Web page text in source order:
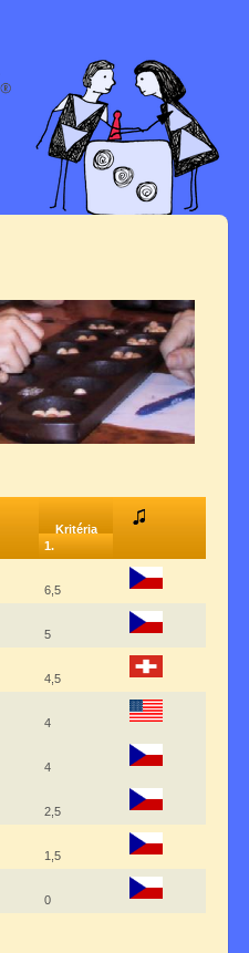
Kritéria
1.
6,5
5
4,5
4
4
2,5
1,5
0